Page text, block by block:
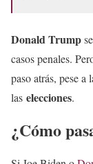
Donald Trump
casos penales.
paso atrás, pese a
las elecciones.
¿Cómo